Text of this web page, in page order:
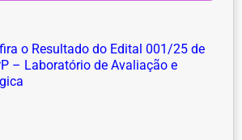
o Resultado do Edital 001/25 de
– Laboratório de Avaliação e